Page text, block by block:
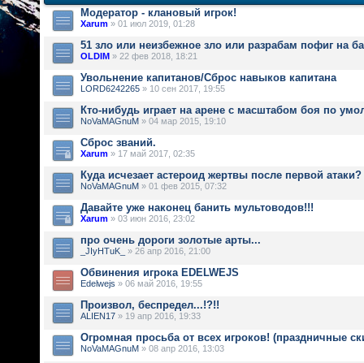
Модератор - клановый игрок!
Xarum » 01 июл 2019, 01:28
51 зло или неизбежное зло или разрабам пофиг на
OLDIM » 22 фев 2018, 18:21
Увольнение капитанов/Сброс навыков капитана
LORD6242265 » 10 сен 2017, 19:55
Кто-нибудь играет на арене с масштабом боя по
NoVaMAGnuM » 04 мар 2015, 19:10
Сброс званий.
Xarum » 17 май 2017, 02:35
Куда исчезает астероид жертвы после первой атаки?
NoVaMAGnuM » 01 фев 2015, 07:32
Давайте уже наконец банить мультоводов!!!
Xarum » 03 июн 2016, 23:02
про очень дороги золотые арты...
_JIyHTuK_ » 26 апр 2016, 21:00
Обвинения игрока EDELWEJS
Edelwejs » 06 май 2016, 19:55
Произвол, беспредел...!?!!
ALIEN17 » 19 апр 2016, 19:33
Огромная просьба от всех игроков! (праздничные
NoVaMAGnuM » 08 апр 2016, 13:03